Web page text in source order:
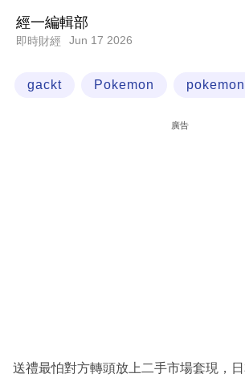
職
生
經一編輯部
即時財經 Jun 17 2026
gackt Pokemon
廣告
送禮最怕對方轉頭放上二手市場套現，